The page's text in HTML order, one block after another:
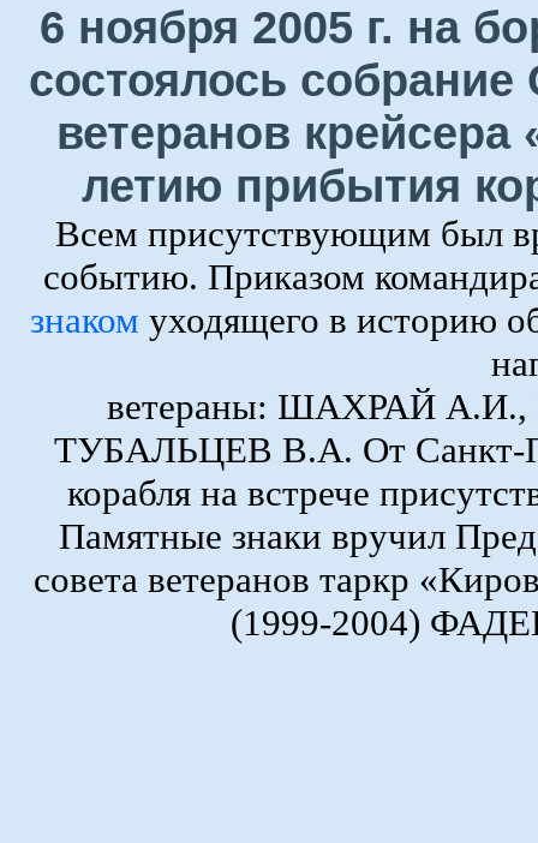
6 ноября 2005 г. на
состоялось собрание
ветеранов
летию прибытия
Всем присутствующим был
событию. Приказом
знаком уходящего в историю
ветераны: ШАХРАЙ
ТУБАЛЬЦЕВ В.А. От Санкт-
корабля на встрече
Памятные знаки вручил
совета ветеранов таркр
(1999-2004)